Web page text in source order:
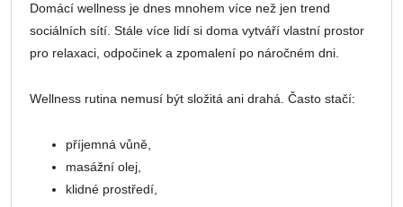
Domácí wellness je dnes mnohem více než jen trend
sociálních sítí. Stále více lidí si doma vytváří vlastní prostor
pro relaxaci, odpočinek a zpomalení po náročném dni.
Wellness rutina nemusí být složitá ani drahá. Často stačí:
příjemná vůně,
masážní olej,
klidné prostředí,